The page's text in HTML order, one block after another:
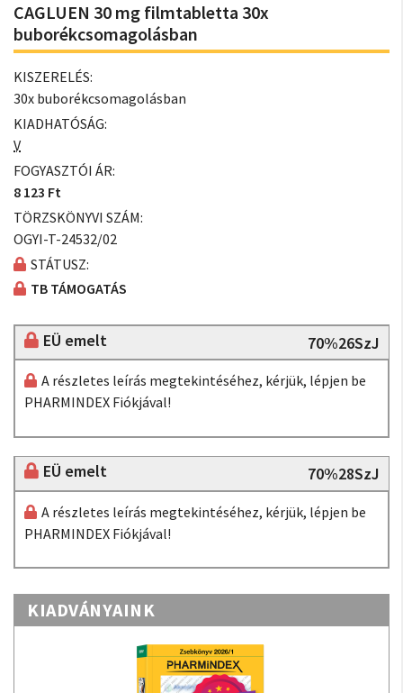
CAGLUEN 30 mg filmtabletta 30x
buborékcsomagolásban
KISZERELÉS:
30x buborékcsomagolásban
KIADHATÓSÁG:
V
FOGYASZTÓI ÁR:
8 123 Ft
TÖRZSKÖNYVI SZÁM:
OGYI-T-24532/02
STÁTUSZ:
TB TÁMOGATÁS
EÜ emelt 70%26SzJ
A részletes leírás megtekintéséhez, kérjük, lépjen be
PHARMINDEX Fiókjával!
EÜ emelt 70%28SzJ
A részletes leírás megtekintéséhez, kérjük, lépjen be
PHARMINDEX Fiókjával!
KIADVÁNYAINK